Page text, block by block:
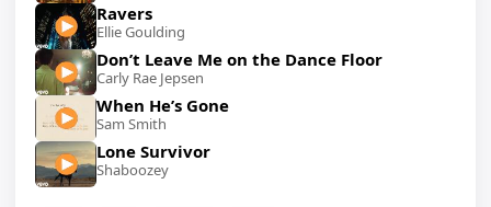
Ravers
Ellie Goulding
Don’t Leave Me on the Dance Floor
Carly Rae Jepsen
When He’s Gone
Sam Smith
Lone Survivor
Shaboozey